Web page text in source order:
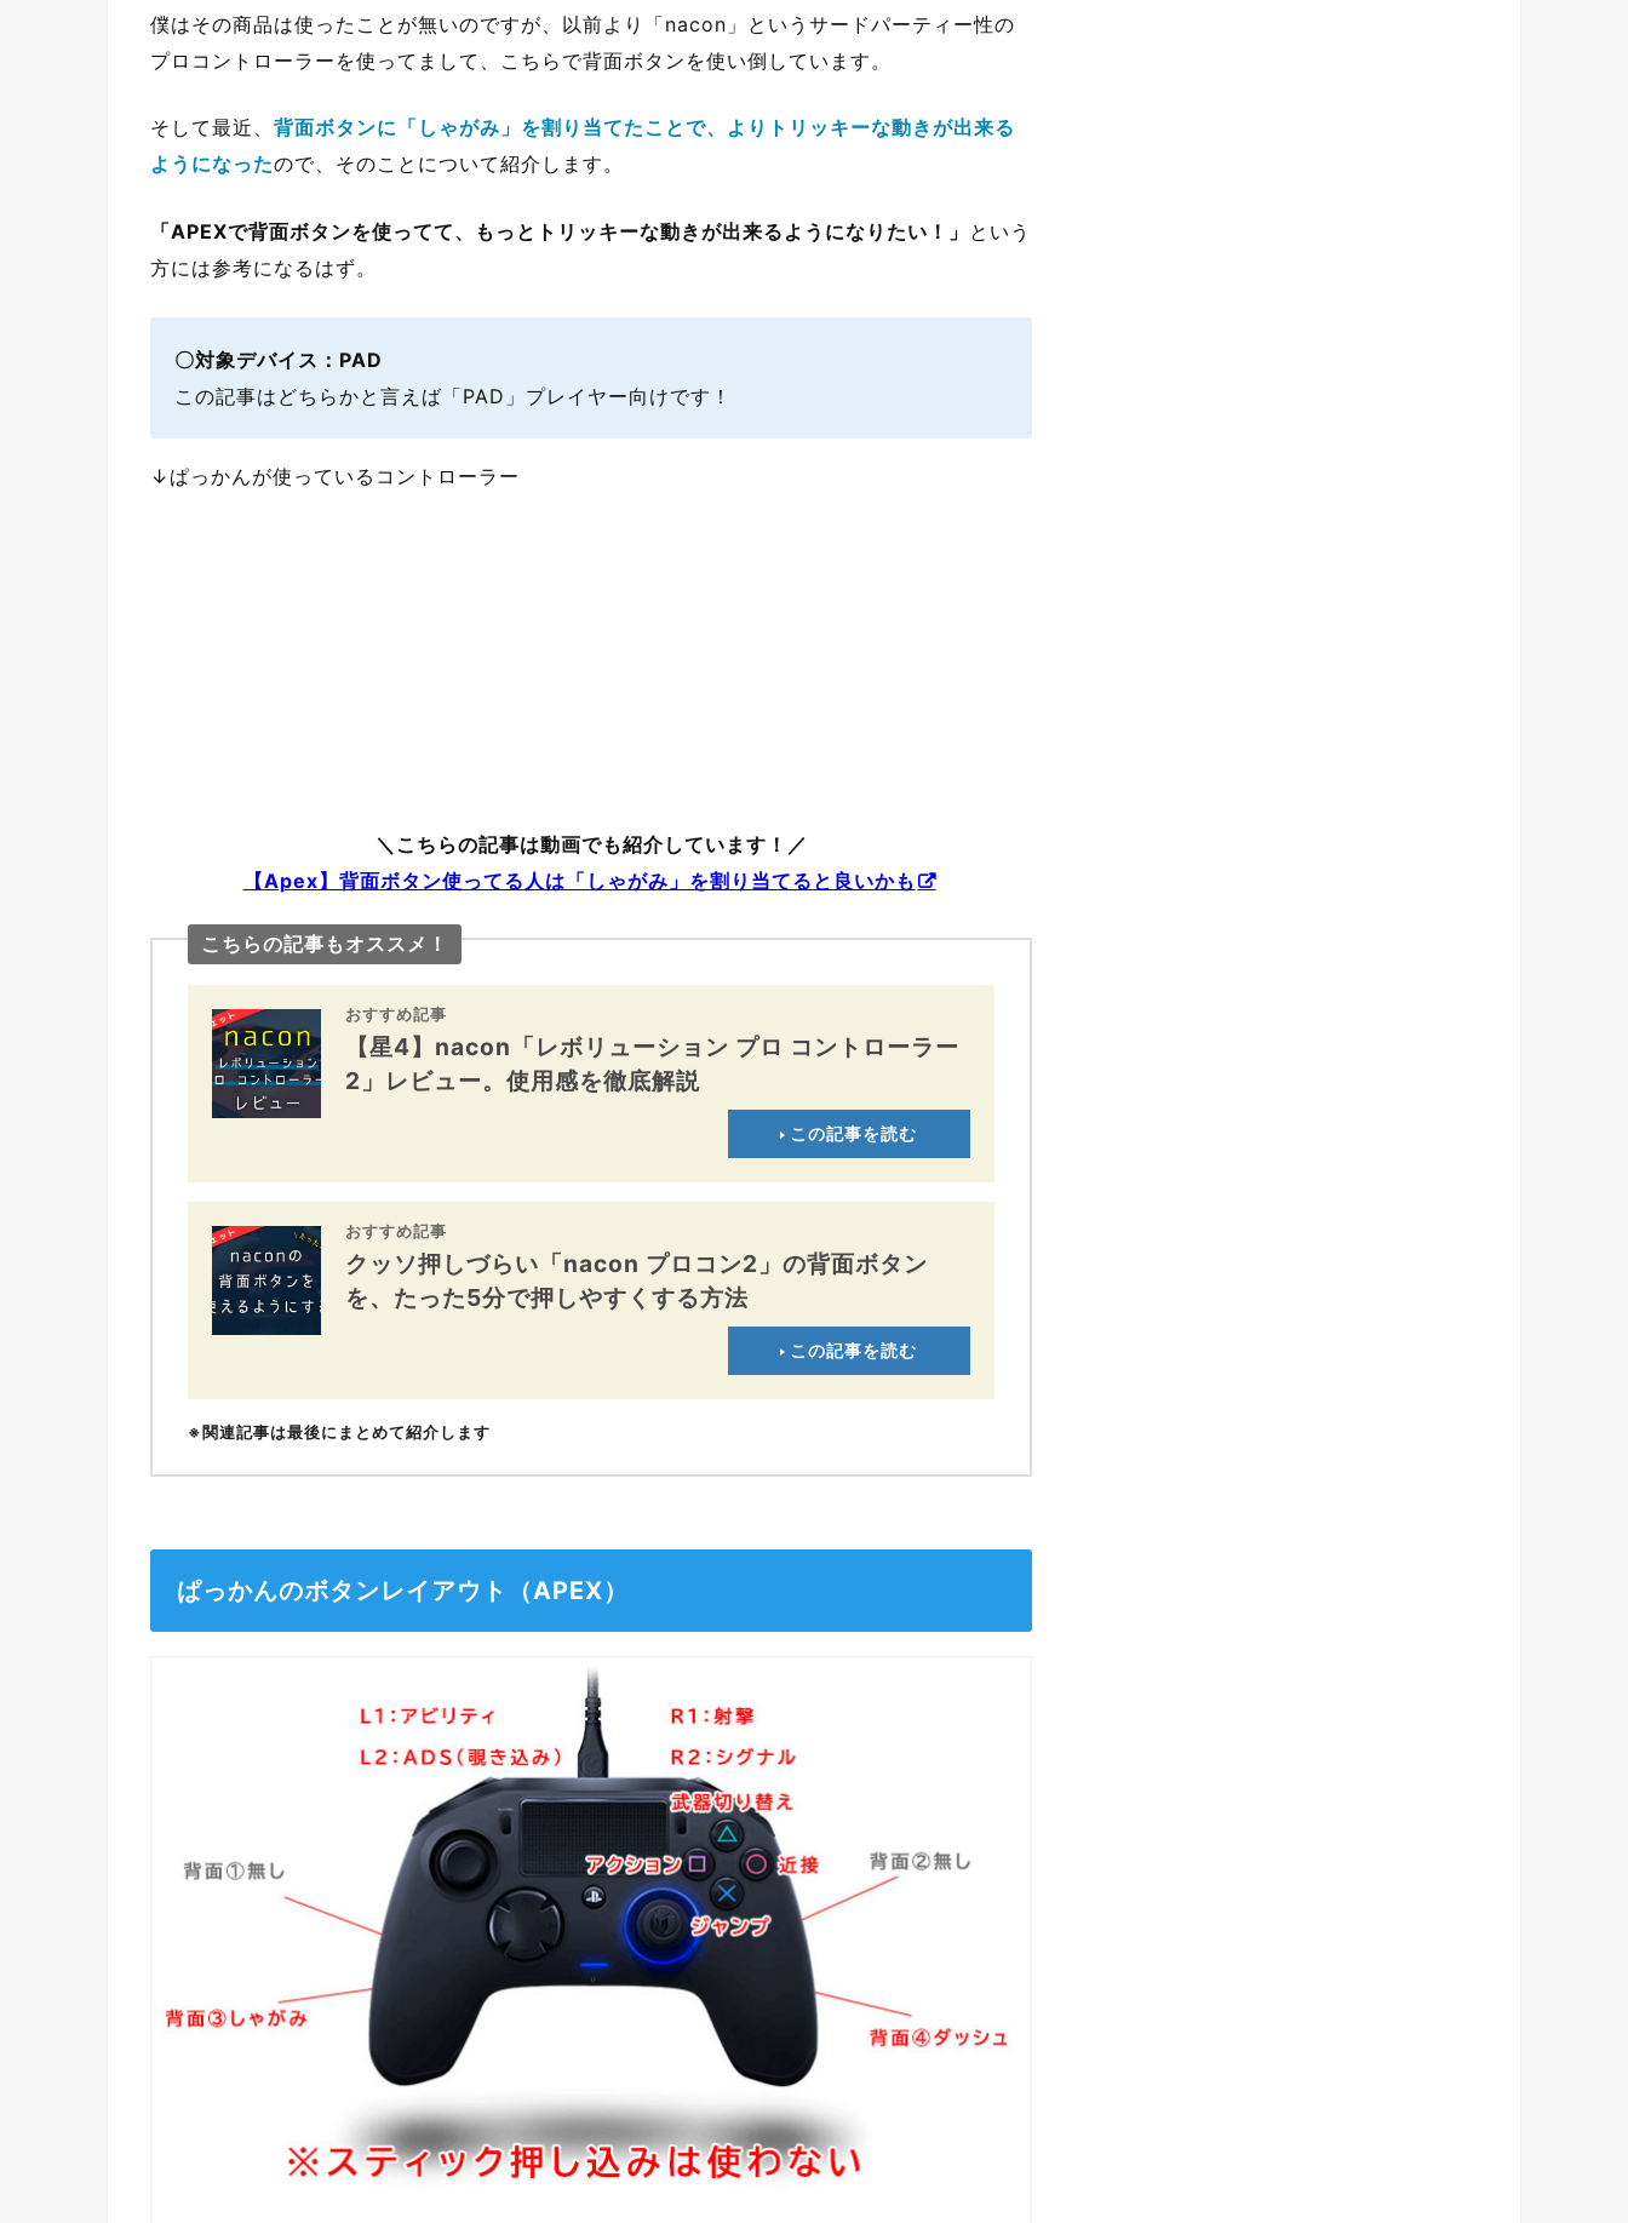
僕はその商品は使ったことが無いのですが、以前より「nacon」というサードパーティー性の
プロコントローラーを使ってまして、こちらで背面ボタンを使い倒しています。
そして最近、 背面ボタンに「しゃがみ」を割り当てたことで、よりトリッキーな動きが出来る
ようになったので、そのことについて紹介します。
「APEXで背面ボタンを使ってて、もっとトリッキーな動きが出来るようになりたい！」 という
方には参考になるはず。
〇対象デバイス：PAD
この記事はどちらかと言えば「PAD」プレイヤー向けです！
↓ぱっかんが使っているコントローラー
＼こちらの記事は動画でも紹介しています！／
【Apex】背面ボタン使ってる人は「しゃがみ」を割り当てると良いかも
こちらの記事もオススメ！
おすすめ記事
【星4】nacon「レボリューション プロ コントローラー
2」レビュー。使用感を徹底解説
この記事を読む
おすすめ記事
クッソ押しづらい「nacon プロコン2」の背面ボタン
を、たった5分で押しやすくする方法
この記事を読む
※関連記事は最後にまとめて紹介します
ぱっかんのボタンレイアウト（APEX）